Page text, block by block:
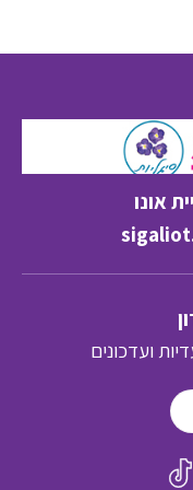
ועדכונים